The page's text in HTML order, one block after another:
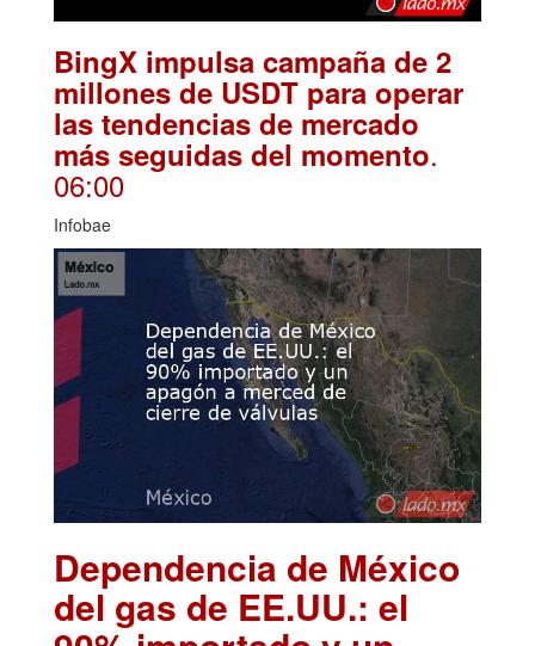
BingX impulsa campaña de 2
millones de USDT para operar
las tendencias de mercado
más seguidas del momento.
06:00
Infobae
Dependencia de México
del gas de EE.UU.: el